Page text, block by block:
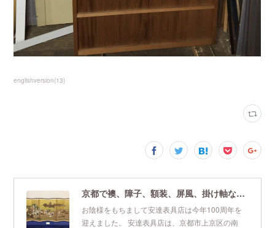
englishversion(13)
京都で襖、障子、額装、屏風、掛け軸なら安達表具店
お陰様をもちまして安達表具店は今年100周年を
迎えました。 安達表具店は、京都市上京区の南